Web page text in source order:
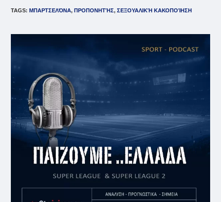
TAGS:ΜΠΑΡΤΣΕΛΌΝΑ, ΠΡΟΠΟΝΗΤΉΣ, ΣΕΞΟΥΑΛΙΚΉ ΚΑΚΟΠΟΊΗΣΗ